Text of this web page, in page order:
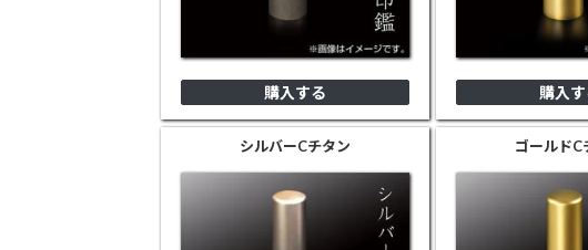
購入する 購入
シルバーCチタン ゴールドC